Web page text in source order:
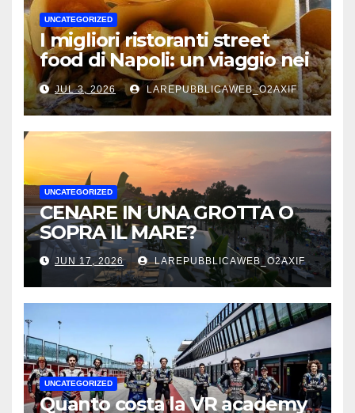
UNCATEGORIZED
I migliori ristoranti street
food di Napoli: un viaggio nei
sapori autentici della città
JUL 3, 2026 LAREPUBBLICAWEB_O2AXIF
UNCATEGORIZED
CENARE IN UNA GROTTA O
SOPRA IL MARE?
JUN 17, 2026 LAREPUBBLICAWEB_O2AXIF
UNCATEGORIZED
Quanto costa la VR academy